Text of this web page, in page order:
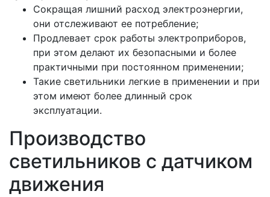
Сокращая лишний расход электроэнергии,
они отслеживают ее потребление;
Продлевает срок работы электроприборов,
при этом делают их безопасными и более
практичными при постоянном применении;
Такие светильники легкие в применении и при
этом имеют более длинный срок
эксплуатации.
Производство
светильников с датчиком
движения